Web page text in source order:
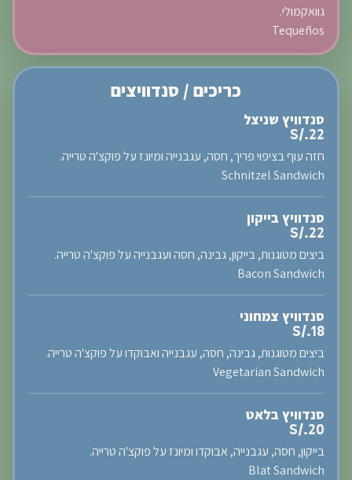
גוואקמולי.
Tequeños
כריכים / סנדוויצים
סנדוויץ שניצל
S/.22
חזה עוף בציפוי פריך, חסה, עגבנייה ומיונז על פוקצ'ה טרייה.
Schnitzel Sandwich
סנדוויץ בייקון
S/.22
ביצים מטוגנות, בייקון, גבינה, חסה ועגבנייה על פוקצ'ה טרייה.
Bacon Sandwich
סנדוויץ צמחוני
S/.18
ביצים מטוגנות, גבינה, חסה, עגבנייה ואבוקדו על פוקצ'ה טרייה.
Vegetarian Sandwich
סנדוויץ בלאט
S/.20
בייקון, חסה, עגבנייה, אבוקדו ומיונז על פוקצ'ה טרייה.
Blat Sandwich